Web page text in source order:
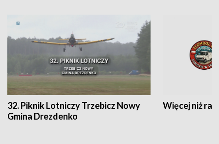
32. Piknik Lotniczy Trzebicz Nowy
Gmina Drezdenko
Więcej niż rajd